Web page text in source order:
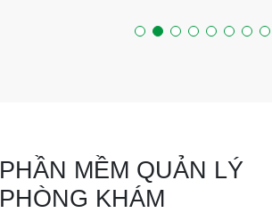
PHẦN MỀM QUẢN LÝ
PHÒNG KHÁM